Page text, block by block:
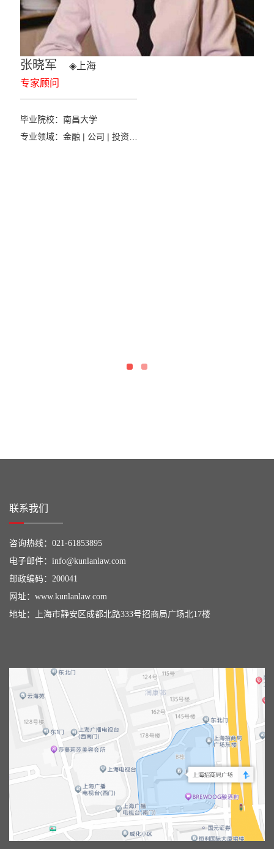
张晓军 ◈ 上海
专家顾问
毕业院校：南昌大学
专业领域：金融 | 公司 | 投资…
联系我们
咨询热线： 021-61853895
电子邮件： info@kunlanlaw.com
邮政编码：200041
网址： www.kunlanlaw.com
地址：上海市静安区成都北路333号招商局广场北17楼